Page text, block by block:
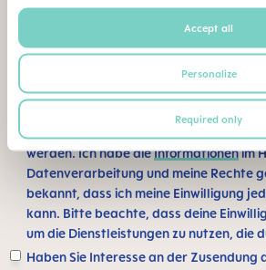
Accept all
Personalize
Required only
27383 Scheessel
Deutschland
Ich bin damit einverstanden, dass
werden. Ich habe dieInformationenim
Datenverarbeitung und meine Rechte
bekannt, dass ich meine Einwilligung
kann. Bitte beachte, dass deine
um die Dienstleistungen zu nutzen, die
Haben Sie Interesse an der Zusendung